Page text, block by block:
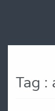
Tag :